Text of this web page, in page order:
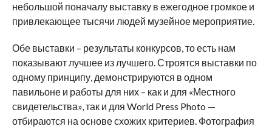
небольшой поначалу выставку в ежегодное громкое и
привлекающее тысячи людей музейное мероприятие.
Обе выставки – результаты конкурсов, то есть нам
показывают лучшее из лучшего. Строятся выставки по
одному принципу, демонстрируются в одном
павильоне и работы для них – как и для «Местного
свидетельства», так и для World Press Photo —
отбираются на основе схожих критериев. Фотография